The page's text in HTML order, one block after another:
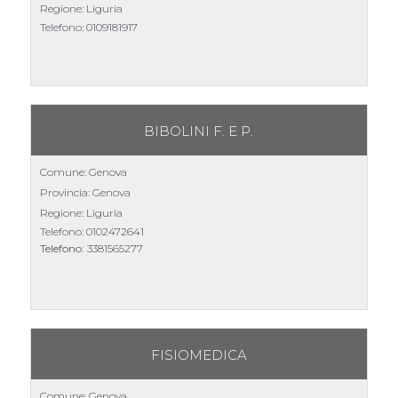
Regione: Liguria
Telefono: 0109181917
BIBOLINI F. E P.
Comune: Genova
Provincia: Genova
Regione: Liguria
Telefono: 0102472641
Telefono: 3381565277
FISIOMEDICA